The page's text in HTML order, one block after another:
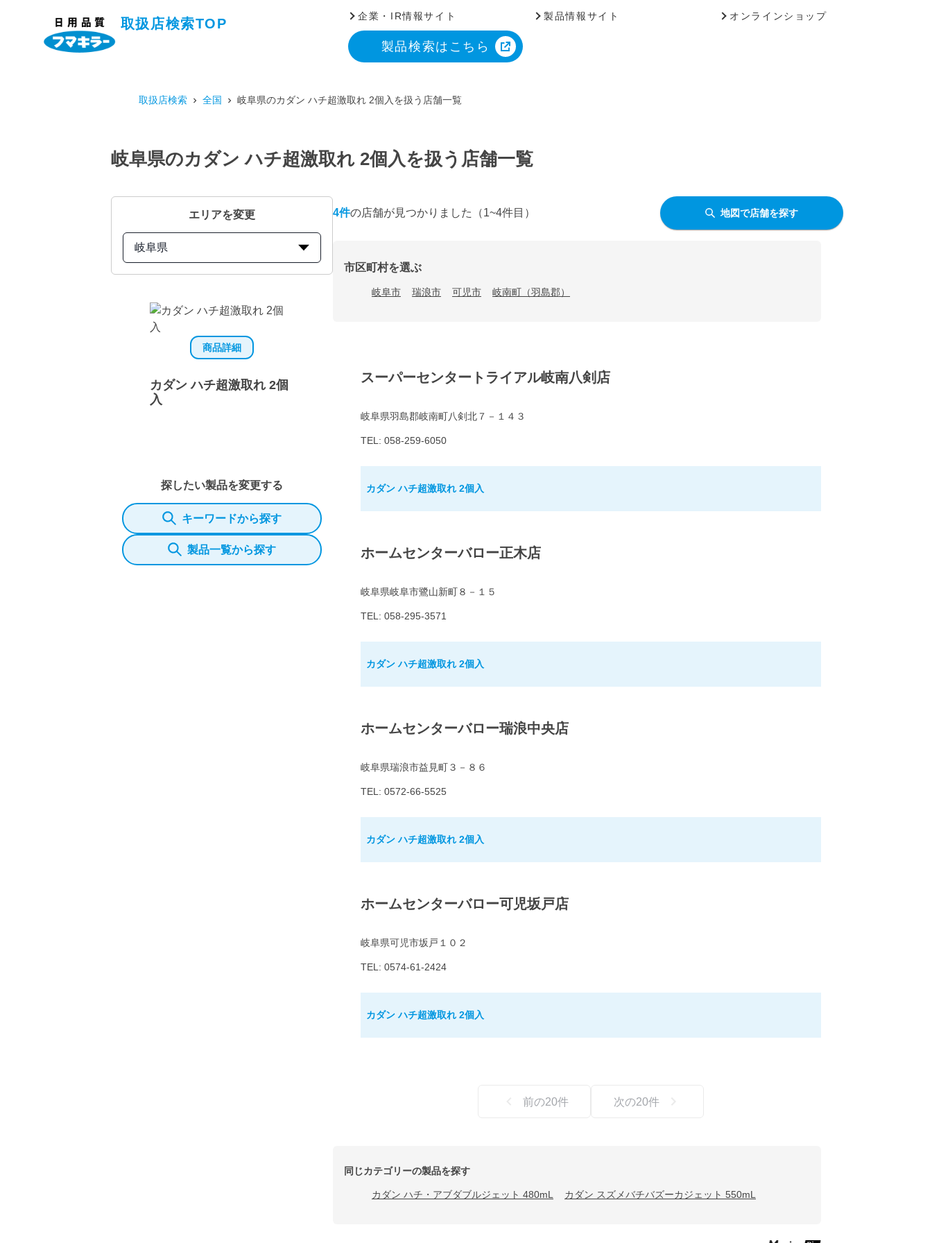
取扱店検索TOP
企業・IR情報サイト 製品情報サイト オンラインショップ
製品検索はこちら
取扱店検索 全国 岐阜県のカダン ハチ超激取れ 2個入を扱う店舗一覧
岐阜県のカダン ハチ超激取れ 2個入を扱う店舗一覧
エリアを変更
岐阜県
商品詳細
カダン ハチ超激取れ 2個
入
探したい製品を変更する
キーワードから探す
製品一覧から探す
4件の店舗が見つかりました （1~4件目） 地図で店舗を探す
市区町村を選ぶ
岐阜市 瑞浪市 可児市 岐南町（羽島郡）
スーパーセンタートライアル岐南八剣店
岐阜県羽島郡岐南町八剣北７－１４３
TEL: 058-259-6050
カダン ハチ超激取れ 2個入
ホームセンターバロー正木店
岐阜県岐阜市鷺山新町８－１５
TEL: 058-295-3571
カダン ハチ超激取れ 2個入
ホームセンターバロー瑞浪中央店
岐阜県瑞浪市益見町３－８６
TEL: 0572-66-5525
カダン ハチ超激取れ 2個入
ホームセンターバロー可児坂戸店
岐阜県可児市坂戸１０２
TEL: 0574-61-2424
カダン ハチ超激取れ 2個入
前の20件 次の20件
同じカテゴリーの製品を探す
カダン ハチ・アブダブルジェット 480mL カダン スズメバチバズーカジェット 550mL